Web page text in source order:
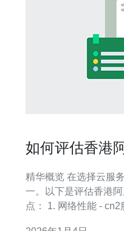
如何评估香港
精华概览 在选择云服务时，性价比是用户最关心的因素之
一。以下是评估香港
点： 1. 网络性能 - cn2服务是否具备卓越的网络稳定性和